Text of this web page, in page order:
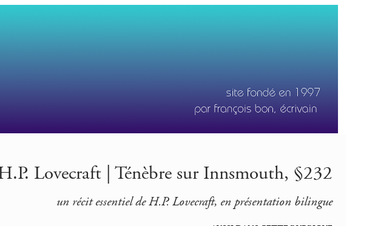
Lovecraft | Ténèbre sur Innsmouth, §232
un récit essentiel de H.P. Lovecraft, en présentation bilingue